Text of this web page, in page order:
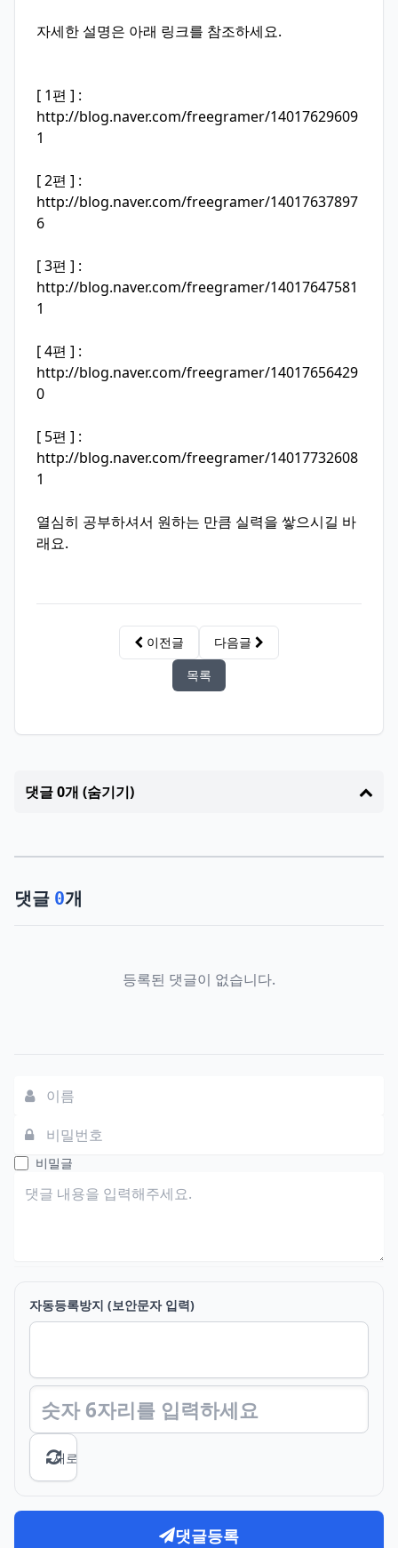
자세한 설명은 아래 링크를 참조하세요.
[ 1편 ] :
http://blog.naver.com/freegramer/14017629609
1
[ 2편 ] :
http://blog.naver.com/freegramer/14017637897
6
[ 3편 ] :
http://blog.naver.com/freegramer/14017647581
1
[ 4편 ] :
http://blog.naver.com/freegramer/14017656429
0
[ 5편 ] :
http://blog.naver.com/freegramer/14017732608
1
열심히 공부하셔서 원하는 만큼 실력을 쌓으시길 바
래요.
이전글
다음글
목록
댓글 0개 (숨기기)
댓글 0개
등록된 댓글이 없습니다.
댓글쓰기
비밀글
자동등록방지 (보안문자 입력)
새로고침
댓글등록